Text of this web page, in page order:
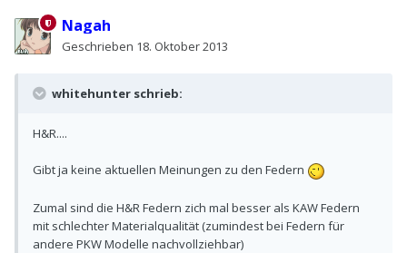
Nagah
Geschrieben 18. Oktober 2013
whitehunter schrieb:
H&R....
Gibt ja keine aktuellen Meinungen zu den Federn
Zumal sind die H&R Federn zich mal besser als KAW Federn
mit schlechter Materialqualität (zumindest bei Federn für
andere PKW Modelle nachvollziehbar)